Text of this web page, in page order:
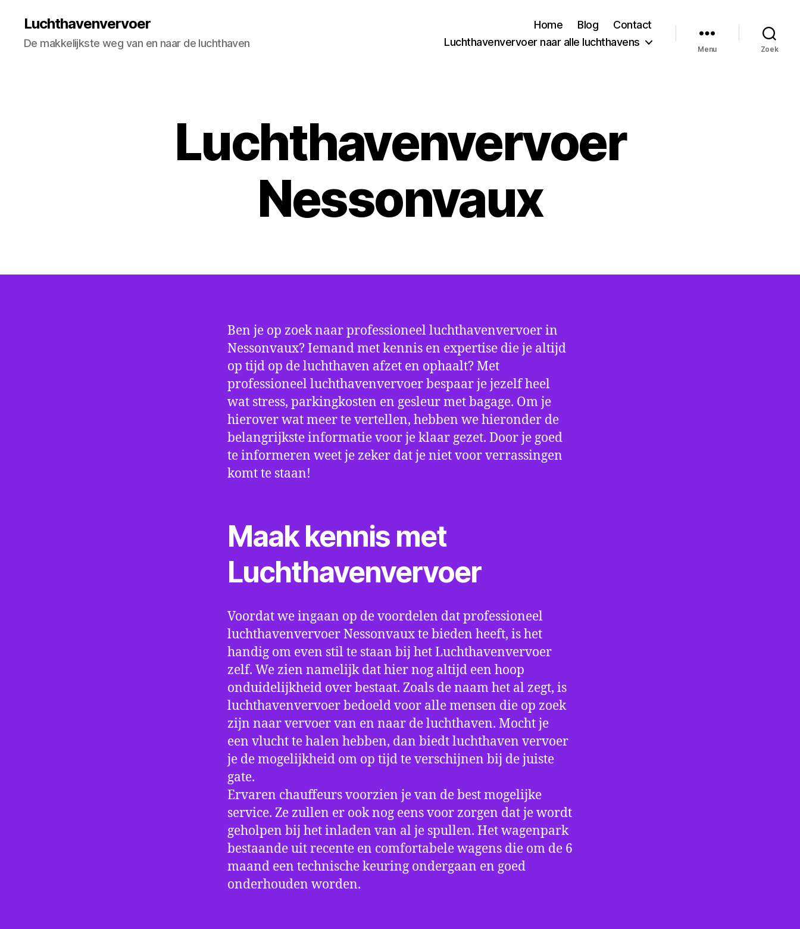
Luchthavenvervoer
De makkelijkste weg van en naar de luchthaven
Home Blog
Contact
Luchthavenvervoer naar alle luchthavens
Menu Zoek
Luchthavenvervoer
Nessonvaux
Ben je op zoek naar professioneel luchthavenvervoer in
Nessonvaux? Iemand met kennis en expertise die je altijd
op tijd op de luchthaven afzet en ophaalt? Met
professioneel luchthavenvervoer bespaar je jezelf heel
wat stress, parkingkosten en gesleur met bagage. Om je
hierover wat meer te vertellen, hebben we hieronder de
belangrijkste informatie voor je klaar gezet. Door je goed
te informeren weet je zeker dat je niet voor verrassingen
komt te staan!
Maak kennis met
Luchthavenvervoer
Voordat we ingaan op de voordelen dat professioneel
luchthavenvervoer Nessonvaux te bieden heeft, is het
handig om even stil te staan bij het Luchthavenvervoer
zelf. We zien namelijk dat hier nog altijd een hoop
onduidelijkheid over bestaat. Zoals de naam het al zegt, is
luchthavenvervoer bedoeld voor alle mensen die op zoek
zijn naar vervoer van en naar de luchthaven. Mocht je
een vlucht te halen hebben, dan biedt luchthaven vervoer
je de mogelijkheid om op tijd te verschijnen bij de juiste
gate.
Ervaren chauffeurs voorzien je van de best mogelijke
service. Ze zullen er ook nog eens voor zorgen dat je wordt
geholpen bij het inladen van al je spullen. Het wagenpark
bestaande uit recente en comfortabele wagens die om de 6
maand een technische keuring ondergaan en goed
onderhouden worden.